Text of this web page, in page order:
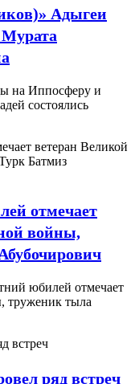
Адыгеи
Мурата
на Иппосферу и
состоялись
отмечает
войны,
юбилей отмечает
труженик тыла
ряд встреч